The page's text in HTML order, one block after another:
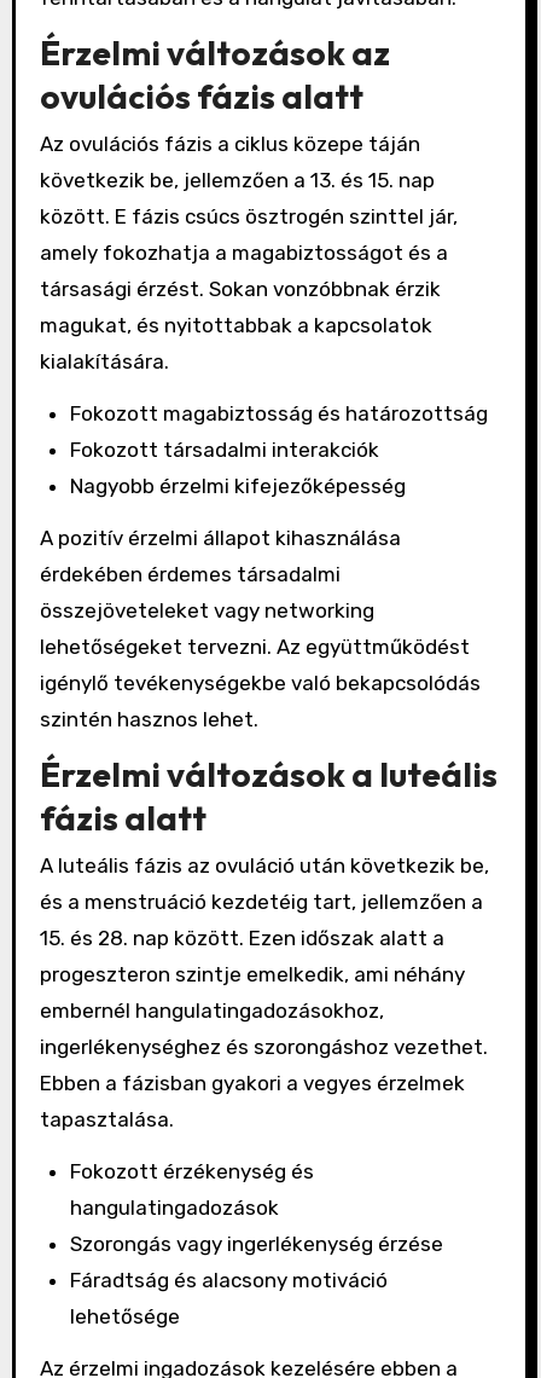
Érzelmi változások az
ovulációs fázis alatt
Az ovulációs fázis a ciklus közepe táján
következik be, jellemzően a 13. és 15. nap
között. E fázis csúcs ösztrogén szinttel jár,
amely fokozhatja a magabiztosságot és a
társasági érzést. Sokan vonzóbbnak érzik
magukat, és nyitottabbak a kapcsolatok
kialakítására.
Fokozott magabiztosság és határozottság
Fokozott társadalmi interakciók
Nagyobb érzelmi kifejezőképesség
A pozitív érzelmi állapot kihasználása
érdekében érdemes társadalmi
összejöveteleket vagy networking
lehetőségeket tervezni. Az együttműködést
igénylő tevékenységekbe való bekapcsolódás
szintén hasznos lehet.
Érzelmi változások a luteális
fázis alatt
A luteális fázis az ovuláció után következik be,
és a menstruáció kezdetéig tart, jellemzően a
15. és 28. nap között. Ezen időszak alatt a
progeszteron szintje emelkedik, ami néhány
embernél hangulatingadozásokhoz,
ingerlékenységhez és szorongáshoz vezethet.
Ebben a fázisban gyakori a vegyes érzelmek
tapasztalása.
Fokozott érzékenység és
hangulatingadozások
Szorongás vagy ingerlékenység érzése
Fáradtság és alacsony motiváció
lehetősége
Az érzelmi ingadozások kezelésére ebben a